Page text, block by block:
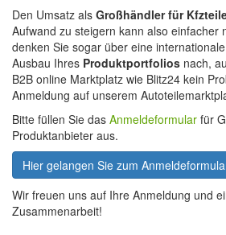
Den Umsatz als Großhändler für
Aufwand zu steigern kann also einfacher
denken Sie sogar über eine
Ausbau Ihres Produktportfolios nach,
B2B online Marktplatz wie Blitz24 kein
Anmeldung auf unserem
Bitte füllen Sie das Anmeldeformular für
Produktanbieter aus.
Hier gelangen Sie zum
Wir freuen uns auf Ihre Anmeldung und
Zusammenarbeit!